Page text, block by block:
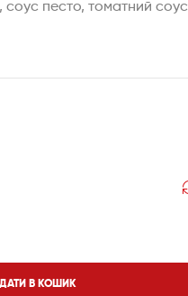
песто, томатний соус
В КОШИК